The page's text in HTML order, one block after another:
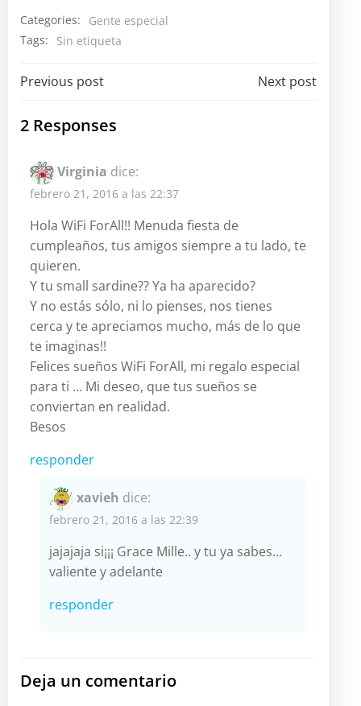
Categories:
Gente especial
Tags:
Sin etiqueta
Navegación
por
las
entradas
Previous post
Navegación
entradas
Next post
2 Responses
Virginia dice:
febrero 21, 2016 a las 22:37
Hola WiFi ForAll!! Menuda fiesta de
cumpleaños, tus amigos siempre a tu lado, te
quieren.
Y tu small sardine?? Ya ha aparecido?
Y no estás sólo, ni lo pienses, nos tienes
cerca y te apreciamos mucho, más de lo que
te imaginas!!
Felices sueños WiFi ForAll, mi regalo especial
para ti … Mi deseo, que tus sueños se
conviertan en realidad.
Besos
responder
xavieh dice:
febrero 21, 2016 a las 22:39
jajajaja si¡¡¡ Grace Mille.. y tu ya sabes…
valiente y adelante
responder
Deja un comentario